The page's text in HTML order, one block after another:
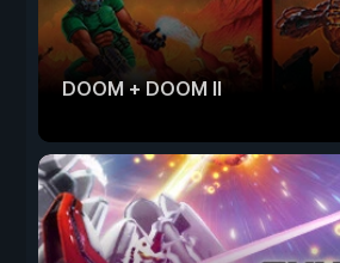
DOOM + DOOM II